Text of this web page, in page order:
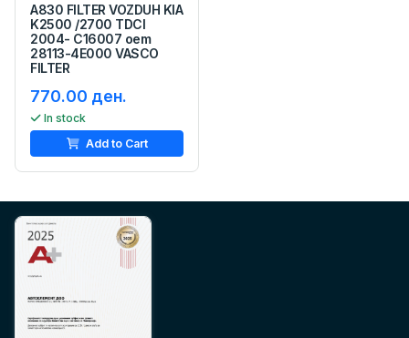
A830 FILTER VOZDUH KIA
K2500 /2700 TDCI
2004- C16007 oem
28113-4E000 VASCO
FILTER
770.00 ден.
In stock
Add to Cart